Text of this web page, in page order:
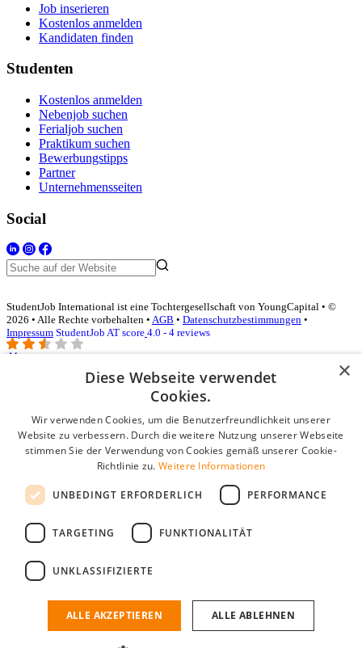
Job inserieren
Kostenlos anmelden
Kandidaten finden
Studenten
Kostenlos anmelden
Nebenjob suchen
Ferialjob suchen
Praktikum suchen
Bewerbungstipps
Partner
Unternehmensseiten
Social
StudentJob International ist eine Tochtergesellschaft von YoungCapital • ©
2026 • Alle Rechte vorbehalten • AGB • Datenschutzbestimmungen •
Impressum StudentJob AT score 4.0 - 4 reviews
Login für Unternehmen
E-Mail*
Passwort
Angemeldet bleiben
Passwort vergessen?
Kostenloses Unternehmensprofil
Wenn Sie sich registriert haben, können Sie ein Unternehmensprofil
passenden Mitarbeiter zu finden.
×
Diese Webseite verwendet
Cookies.
Wir verwenden Cookies, um die Benutzerfreundlichkeit unserer
Website zu verbessern. Durch die weitere Nutzung unserer Webseite
stimmen Sie der Verwendung von Cookies gemäß unserer Cookie-
Richtlinie zu. Weitere Informationen
UNBEDINGT ERFORDERLICH PERFORMANCE
TARGETING FUNKTIONALITÄT
UNKLASSIFIZIERTE
ALLE AKZEPTIEREN ALLE ABLEHNEN